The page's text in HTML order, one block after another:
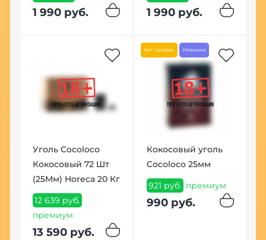
1 990 руб. 1 990 руб.
Уголь Cocoloco
Кокосовый 72 Шт
(25Мм) Horeca 20 Кг
12 639 руб.
премиум
13 590 руб.
Хит продаж Новинка
Кокосовый уголь
Cocoloco 25мм
921 руб. премиум
990 руб.